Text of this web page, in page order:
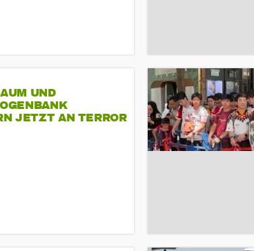
UND
JETZT AN TERROR